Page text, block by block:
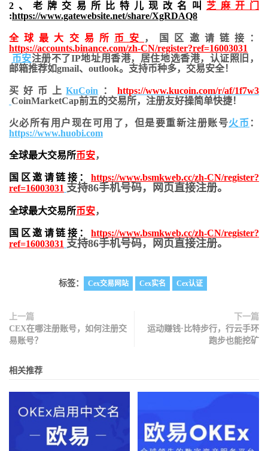
2、老牌交易所比特儿现改名叫 芝麻开门
:https://www.gatewebsite.net/share/XgRDAQ8
全球最大交易所 币安
，国区邀请链接：
https://accounts.binance.com/zh-CN/register?ref=16003031
币安注册不了IP地址用香港，居住地选香港，认证照旧，
邮箱推荐如gmail、outlook。支持币种多，交易安全！
买好币上KuCoin ：https://www.kucoin.com/r/af/1f7w3
CoinMarketCap前五的交易所，注册友好操简单快捷！
火必所有用户现在可用了，但是要重新注册账号火币 ：
https://www.huobi.com
全球最大交易所币安，
国区邀请链接： https://www.bsmkweb.cc/zh-CN/register?
ref=16003031 支持86手机号码，网页直接注册。
全球最大交易所币安，
国区邀请链接： https://www.bsmkweb.cc/zh-CN/register?
ref=16003031 支持86手机号码，网页直接注册。
标签： Cex交易网站 Cex实名 Cex认证
上一篇
CEX在哪注册账号，如何注册交
易账号？
下一篇
运动赚钱·比特步行，行云手环
跑步也能挖矿
相关推荐